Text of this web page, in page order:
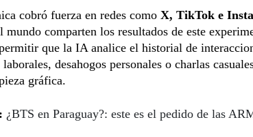
cobró fuerza en redes como X, TikTok e
mundo comparten los resultados de este
que la IA analice el historial de
laborales, desahogos personales o charlas
gráfica.
¿BTS en Paraguay?: este es el pedido de las